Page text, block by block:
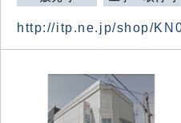
http://itp.ne.jp/shop/